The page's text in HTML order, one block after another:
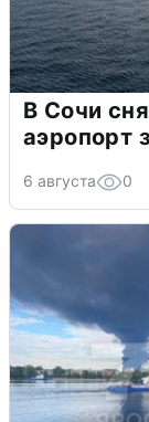
В Сочи
аэропорт
6 августа 0